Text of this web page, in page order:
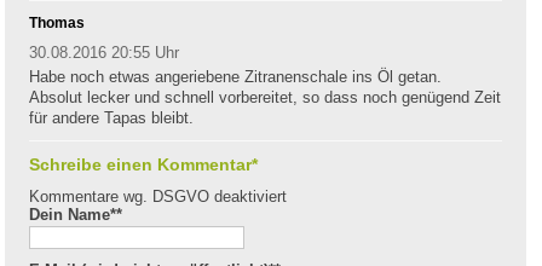
Thomas
30.08.2016 20:55 Uhr
Habe noch etwas angeriebene Zitranenschale ins Öl getan.
Absolut lecker und schnell vorbereitet, so dass noch genügend Zeit
für andere Tapas bleibt.
Schreibe einen Kommentar*
Kommentare wg. DSGVO deaktiviert
Dein Name**